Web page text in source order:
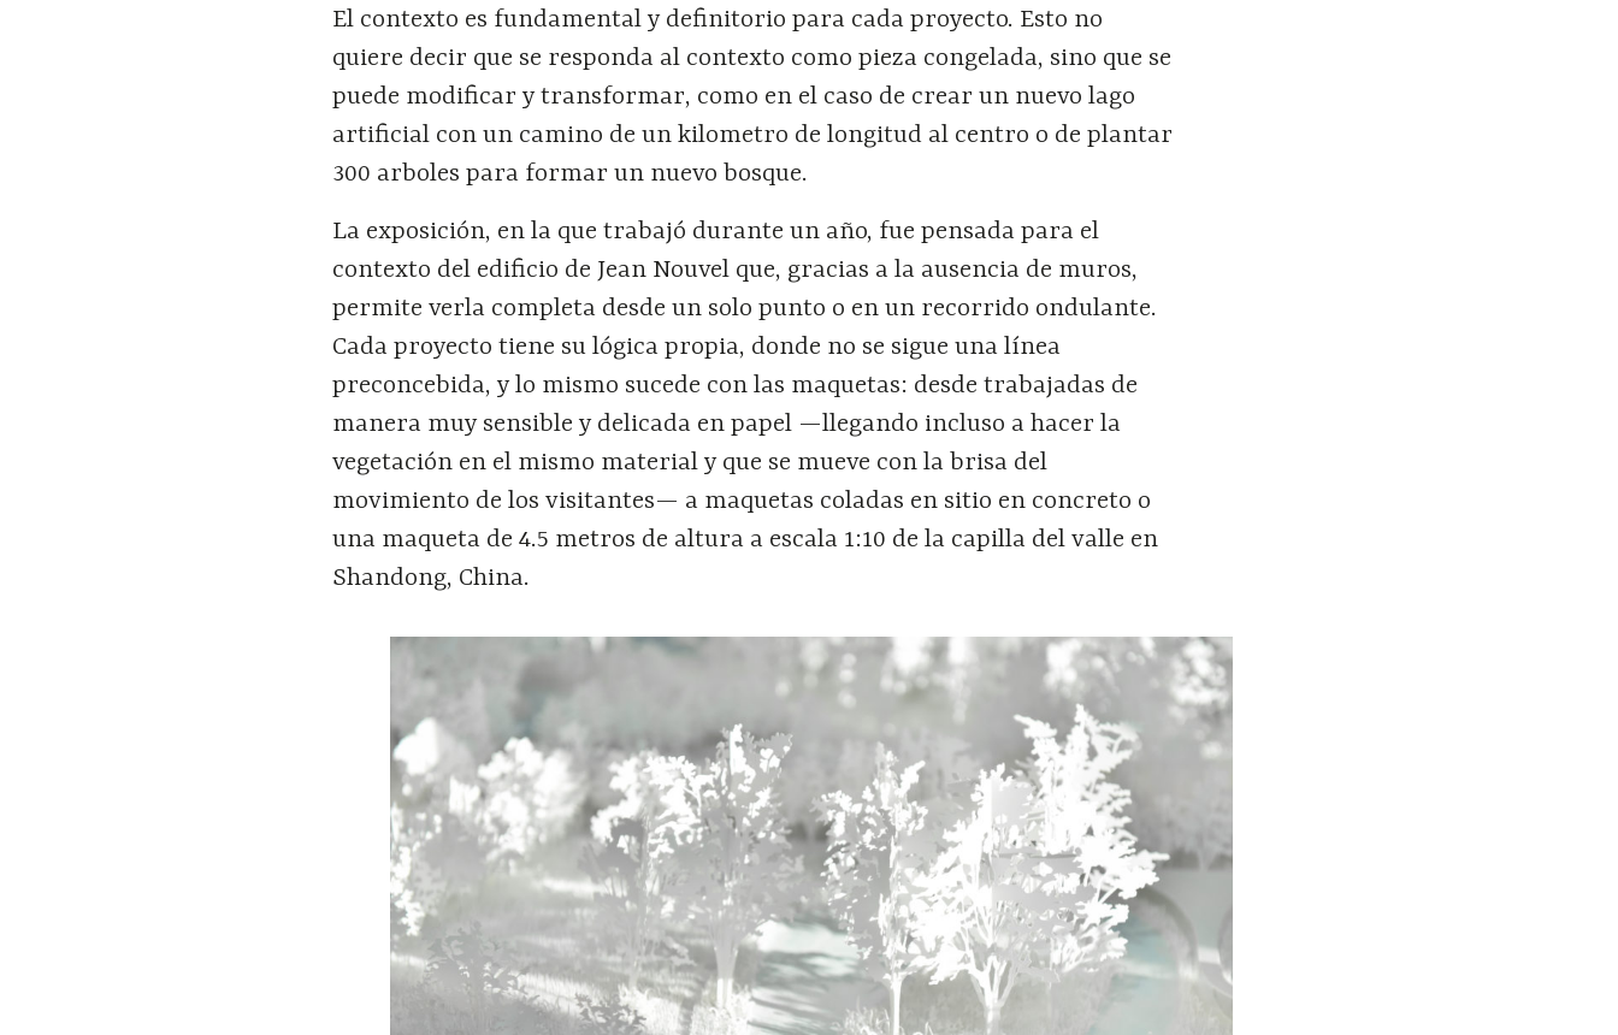
El contexto es fundamental y definitorio para cada proyecto. Esto no
quiere decir que se responda al contexto como pieza congelada, sino que se
puede modificar y transformar, como en el caso de crear un nuevo lago
artificial con un camino de un kilometro de longitud al centro o de plantar
300 arboles para formar un nuevo bosque.
La exposición, en la que trabajó durante un año, fue pensada para el
contexto del edificio de Jean Nouvel que, gracias a la ausencia de muros,
permite verla completa desde un solo punto o en un recorrido ondulante.
Cada proyecto tiene su lógica propia, donde no se sigue una línea
preconcebida, y lo mismo sucede con las maquetas: desde trabajadas de
manera muy sensible y delicada en papel —llegando incluso a hacer la
vegetación en el mismo material y que se mueve con la brisa del
movimiento de los visitantes— a maquetas coladas en sitio en concreto o
una maqueta de 4.5 metros de altura a escala 1:10 de la capilla del valle en
Shandong, China.